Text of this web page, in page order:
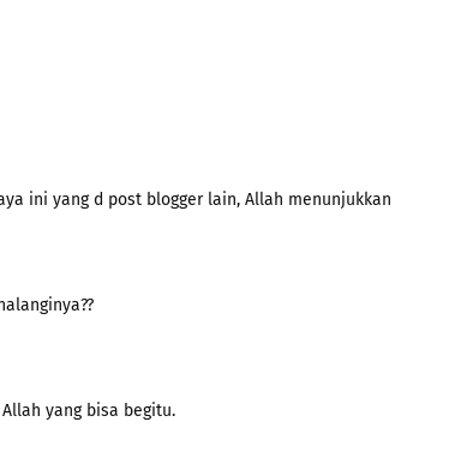
ini yang d post blogger lain, Allah menunjukkan
yang bisa begitu.